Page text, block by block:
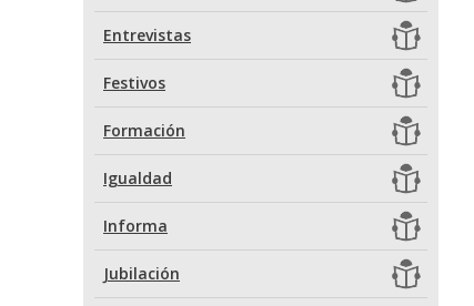
Entrevistas
Festivos
Formación
Igualdad
Informa
Jubilación